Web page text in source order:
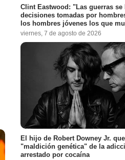
Clint Eastwood: "Las guerras
decisiones tomadas por
los hombres jóvenes los que
viernes, 7 de agosto de 2026
El hijo de Robert Downey Jr.
"maldición genética" de la
arrestado por cocaína